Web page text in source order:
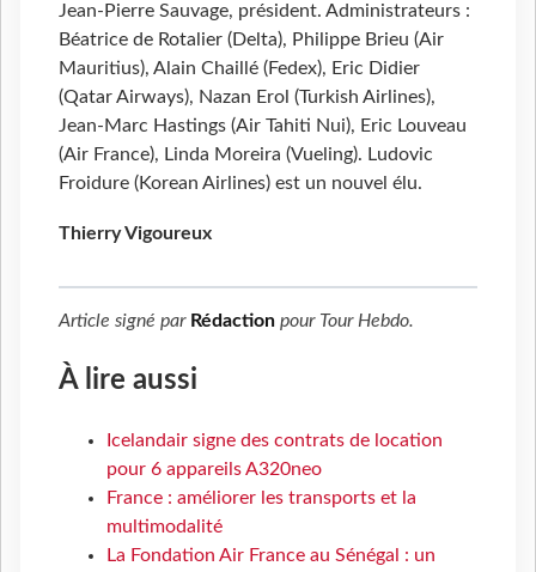
Jean-Pierre Sauvage, président. Administrateurs :
Béatrice de Rotalier (Delta), Philippe Brieu (Air
Mauritius), Alain Chaillé (Fedex), Eric Didier
(Qatar Airways), Nazan Erol (Turkish Airlines),
Jean-Marc Hastings (Air Tahiti Nui), Eric Louveau
(Air France), Linda Moreira (Vueling). Ludovic
Froidure (Korean Airlines) est un nouvel élu.
Thierry Vigoureux
Article signé par Rédaction pour Tour Hebdo.
À lire aussi
Icelandair signe des contrats de location
pour 6 appareils A320neo
France : améliorer les transports et la
multimodalité
La Fondation Air France au Sénégal : un